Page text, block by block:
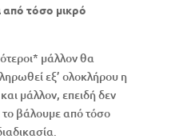
τόσο μικρό
μάλλον θα
εξ’ ολοκλήρου η
μάλλον, επειδή δεν
βάλουμε από τόσο